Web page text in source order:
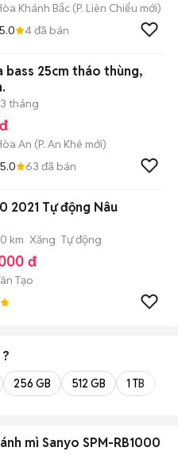
Khánh Bắc (P. Liên Chiểu mới)
5.0 4đã bán
bass 25cm tháo thùng,
3 tháng
An (P. An Khê mới)
5.0 63 đã bán
2021 Tự động Nâu
km Xăng Tự động
đ
Tạo
256 GB 512 GB 1 TB
mì Sanyo SPM-RB1000